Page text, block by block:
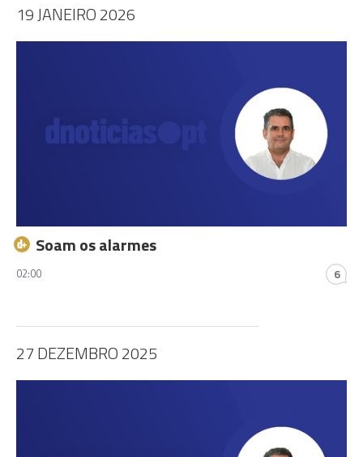
19 JANEIRO 2026
Soam os alarmes
02:00 6
27 DEZEMBRO 2025